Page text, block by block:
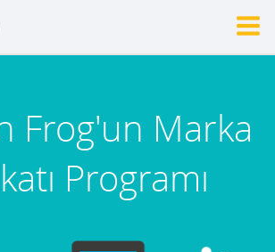
Frog'un Marka
Programı